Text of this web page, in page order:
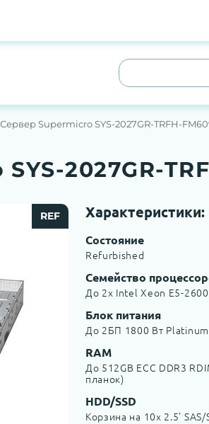
Сервер Supermicro SYS-2027GR-TRFH-
2027GR-
REF Характеристики:
Состояние
Refurbished
Семейство
До 2x Intel Xeon E5-
Блок питания
До 2БП 1800 Вт
RAM
До 512GB ECC DDR3
планок)
HDD/SSD
Корзина на 10x 2.5' SAS/